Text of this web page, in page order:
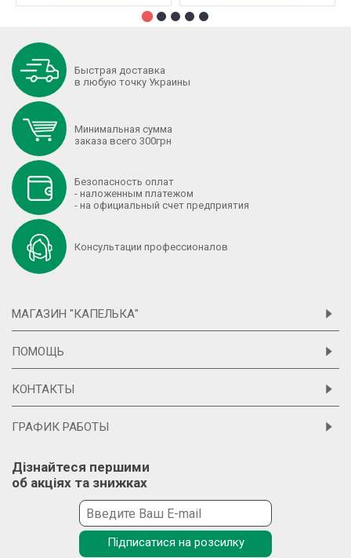
Быстрая доставка
в любую точку Украины
Минимальная сумма
заказа всего 300грн
Безопасность оплат
- наложенным платежом
- на официальный счет предприятия
Консультации профессионалов
МАГАЗИН "КАПЕЛЬКА"
ПОМОЩЬ
КОНТАКТЫ
ГРАФИК РАБОТЫ
Дізнайтеся першими
об акціях та знижках
Підписатися на розсилку